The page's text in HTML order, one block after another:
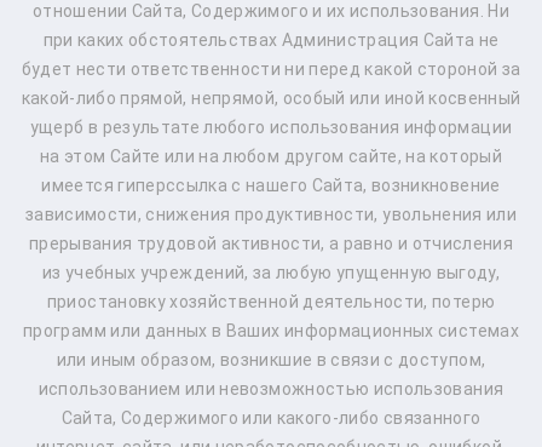
отношении Сайта, Содержимого и их использования. Ни
при каких обстоятельствах Администрация Сайта не
будет нести ответственности ни перед какой стороной за
какой-либо прямой, непрямой, особый или иной косвенный
ущерб в результате любого использования информации
на этом Сайте или на любом другом сайте, на который
имеется гиперссылка с нашего Сайта, возникновение
зависимости, снижения продуктивности, увольнения или
прерывания трудовой активности, а равно и отчисления
из учебных учреждений, за любую упущенную выгоду,
приостановку хозяйственной деятельности, потерю
программ или данных в Ваших информационных системах
или иным образом, возникшие в связи с доступом,
использованием или невозможностью использования
Сайта, Содержимого или какого-либо связанного